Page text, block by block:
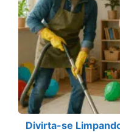
Divirta-se